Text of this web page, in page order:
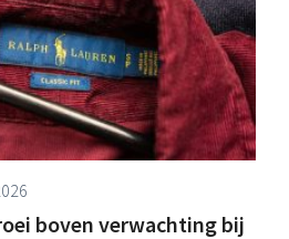
boven verwachting bij